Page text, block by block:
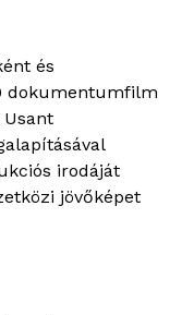
és
dokumentumfilm
Usant
irodáját
jövőképet